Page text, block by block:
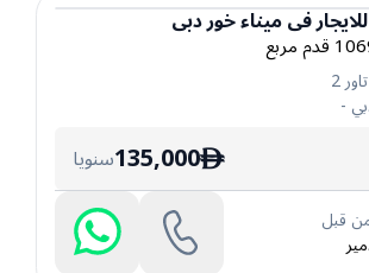
للايجارفيميناء خور دبي
قدم مربع
2
-
ê
135,000سنويا
قبل